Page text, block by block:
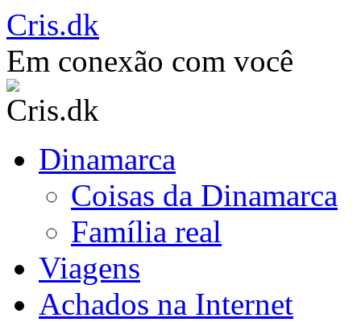
Saltar
para
o
conteúdo
Cris.dk
Em conexão com você
Dinamarca
Coisas da Dinamarca
Família real
Viagens
Achados na Internet